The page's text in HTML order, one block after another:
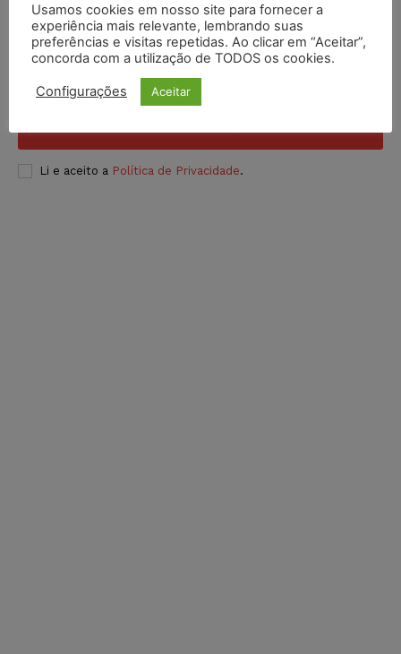
Inscreva-se
Li e aceito a Política de Privacidade.
Usamos cookies em nosso site para fornecer a
experiência mais relevante, lembrando suas
preferências e visitas repetidas. Ao clicar em “Aceitar”,
concorda com a utilização de TODOS os cookies.
Configurações Aceitar